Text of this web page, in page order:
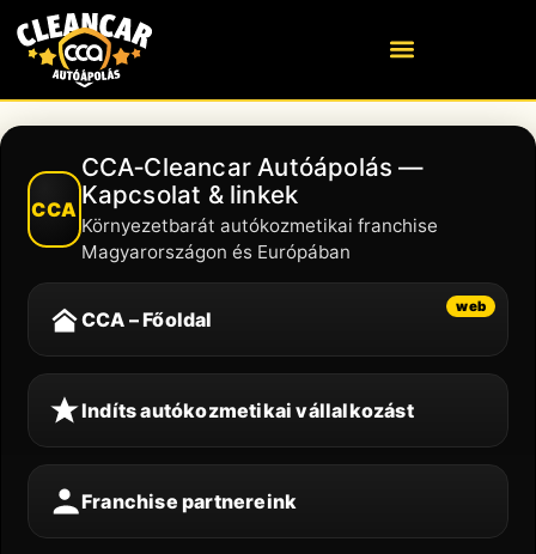
CCA
CCA‑Cleancar Autóápolás —
Kapcsolat & linkek
Környezetbarát autókozmetikai franchise
Magyarországon és Európában
CCA – Főoldal
web
Indíts autókozmetikai vállalkozást
Franchise partnereink